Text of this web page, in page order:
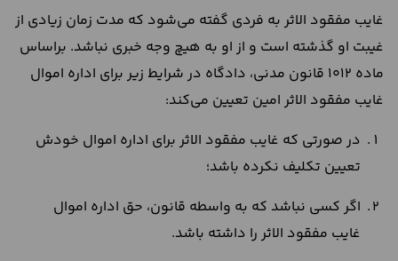
غایب مفقود الاثر به فردی گفته می‌شود که مدت زمان زیادی از
غیبت او گذشته است و از او به هیچ وجه خبری نباشد. براساس
ماده 1012 قانون مدنی، دادگاه در شرایط زیر برای اداره اموال
غایب مفقود الاثر امین تعیین می‌کند:
در صورتی که غایب مفقود الاثر برای اداره اموال خودش
تعیین تکلیف نکرده باشد؛
اگر کسی نباشد که به واسطه قانون، حق اداره اموال
غایب مفقود الاثر را داشته باشد.